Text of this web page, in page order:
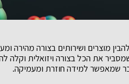
מוצרים ושירותים בצורה מהירה
את הכל בצורה ויזואלית וקלה
שמאפשר למידה חוזרת ומעמיקה.